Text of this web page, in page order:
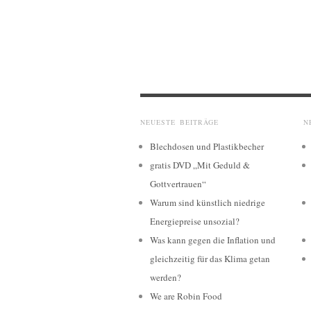
NEUESTE BEITRÄGE
Blechdosen und Plastikbecher
gratis DVD „Mit Geduld &
Gottvertrauen“
Warum sind künstlich niedrige
Energiepreise unsozial?
Was kann gegen die Inflation und
gleichzeitig für das Klima getan
werden?
We are Robin Food